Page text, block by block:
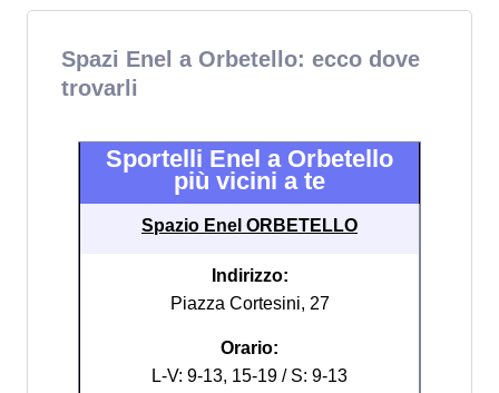
Spazi Enel a Orbetello: ecco dove
trovarli
Sportelli Enel a Orbetello
più vicini a te
Spazio Enel ORBETELLO
Indirizzo:
Piazza Cortesini, 27
Orario:
L-V: 9-13, 15-19 / S: 9-13